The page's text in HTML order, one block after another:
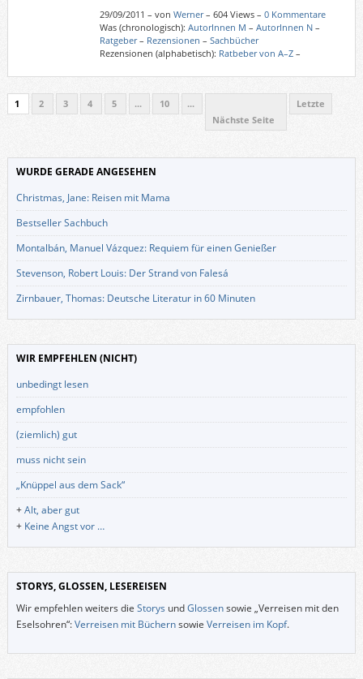
29/09/2011 – von Werner– 604 Views – 0 Kommentare
Was (chronologisch): AutorInnen M – AutorInnen N–
Ratgeber– Rezensionen – Sachbücher
Rezensionen (alphabetisch): Ratbeber von A–Z–
1 2 3 4 5 ... 10
...
Nächste Seite
Letzte
WURDE GERADE ANGESEHEN
Christmas, Jane: Reisen mit Mama
Bestseller Sachbuch
Montalbán, Manuel Vázquez: Requiem für einen Genießer
Stevenson, Robert Louis: Der Strand von Falesá
Zirnbauer, Thomas: Deutsche Literatur in 60 Minuten
WIR EMPFEHLEN (NICHT)
unbedingt lesen
empfohlen
(ziemlich) gut
muss nicht sein
„Knüppel aus dem Sack“
+Alt, aber gut
+ Keine Angst vor …
STORYS, GLOSSEN, LESEREISEN
Wir empfehlen weiters die Storys undGlossensowie „Verreisen mit den
Eselsohren“:Verreisen mit Büchernsowie Verreisen im Kopf.